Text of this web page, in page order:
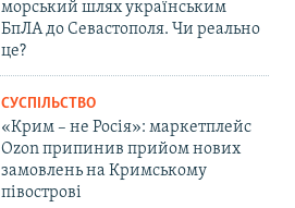
морський шлях українським
БпЛА до Севастополя. Чи реально
це?
СУСПІЛЬСТВО
«Крим – не Росія»: маркетплейс
Ozon припинив прийом нових
замовлень на Кримському
півострові